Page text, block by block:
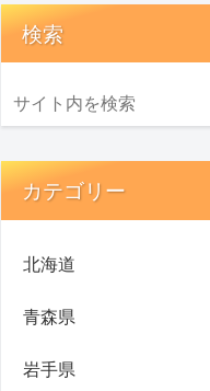
検索
カテゴリー
北海道
青森県
岩手県